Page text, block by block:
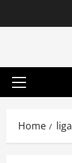
Primary
Home